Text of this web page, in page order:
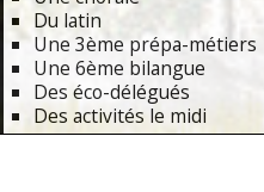
Du latin
Une 3ème prépa-métiers
Une 6ème bilangue
Des éco-délégués
Des activités le midi